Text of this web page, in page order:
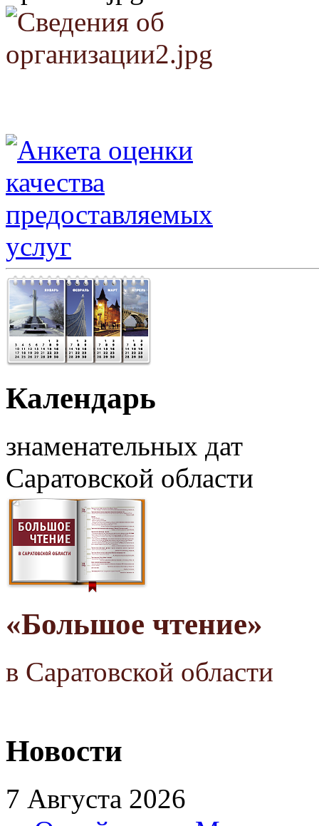
Календарь
знаменательных дат
Саратовской области
«Большое чтение»
в Саратовской области
Новости
7 Августа 2026